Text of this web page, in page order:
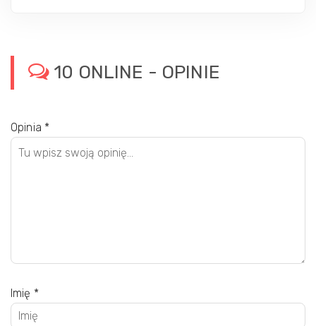
10 ONLINE - OPINIE
Opinia *
Imię *